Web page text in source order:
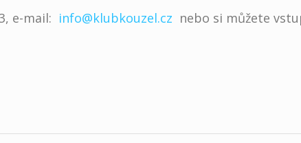
e-mail: info@klubkouzel.cz nebo si můžete